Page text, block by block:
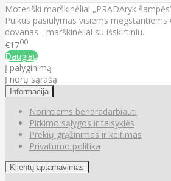
Moteriški marškinėliai „PRADAryk
Puikus pasiūlymas visiems
dovanas - marškinėliai su išskirtiniu..
€1700
Daugiau
Į palyginimą
Į norų sąrašą
Informacija
Norintiems bendradarbiauti
Pirkimo sąlygos ir taisyklės
Prekių grąžinimas ir keitimas
Privatumo politika
Klientų aptarnavimas